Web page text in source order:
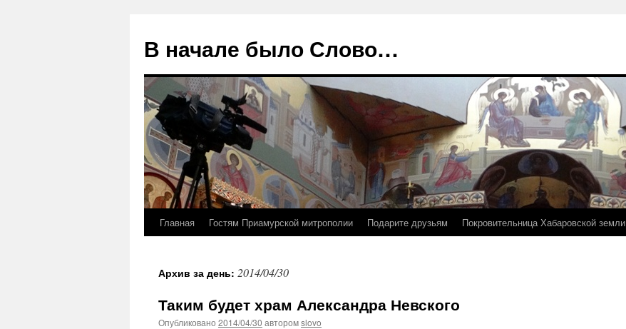
В начале было Слово…
Перейти
содержимому
Главная Гостям Приамурской митрополии Подарите друзьям Покровительница Хабаровской земли
Архив за день: 2014/04/30
Таким будет храм Александра Невского
Опубликовано 2014/04/30 авторомslovo